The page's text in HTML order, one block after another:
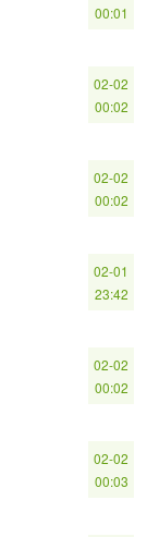
00:01
02-02
00:02
02-02
00:02
02-01
23:42
02-02
00:02
02-02
00:03